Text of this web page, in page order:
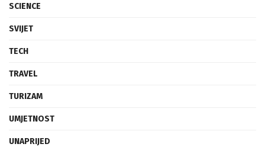
SCIENCE
SVIJET
TECH
TRAVEL
TURIZAM
UMJETNOST
UNAPRIJED